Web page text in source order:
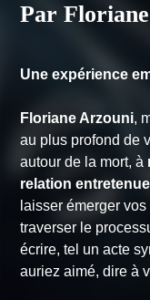
Par
Une expérience
Floriane Arzouni,
au plus profond de
autour de la mort, à
relation
laisser émerger
traverser le
écrire, tel un acte
auriez aimé, dire à